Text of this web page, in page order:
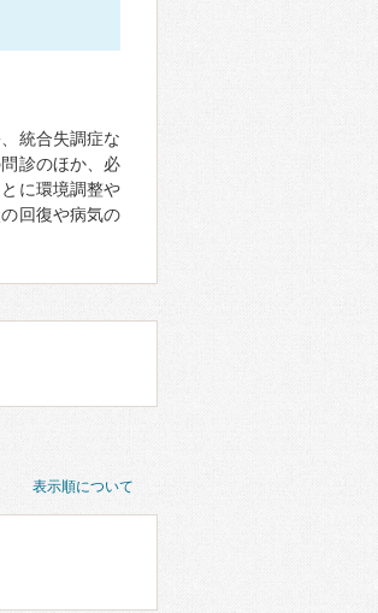
統合失調症な
診のほか、必
に環境調整や
回復や病気の
表示順について